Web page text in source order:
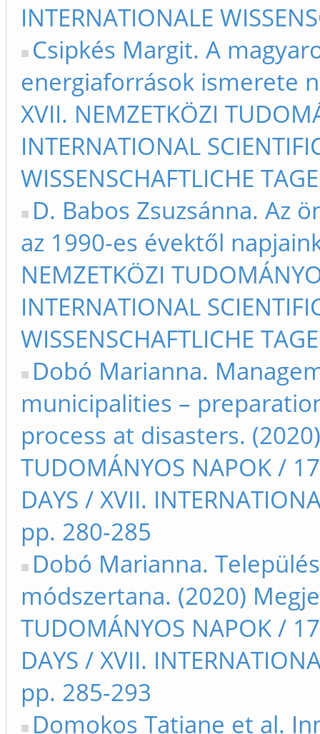
INTERNATIONALE
Csipkés Margit. A
energiaforrások ismerete
XVII. NEMZETKÖZI
INTERNATIONAL
WISSENSCHAFTLICHE
D. Babos Zsuzsánna. Az
az 1990-es évektől
NEMZETKÖZI
INTERNATIONAL
WISSENSCHAFTLICHE
Dobó Marianna.
municipalities –
process at disasters.
TUDOMÁNYOS NAPOK /
DAYS / XVII.
pp. 280-285
Dobó Marianna.
módszertana. (2020)
TUDOMÁNYOS NAPOK /
DAYS / XVII.
pp. 285-293
Domokos Tatiane et al.